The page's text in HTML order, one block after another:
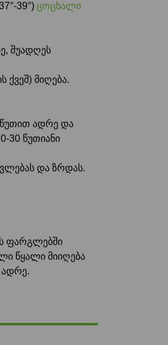
39°) ცოცხალი
შუადღეს
ქვეშ) მიღება.
წუთით ადრე და
30 წუთიანი
და ზრდას.
ფარგლებში
წყალი მიიღება
ადრე.